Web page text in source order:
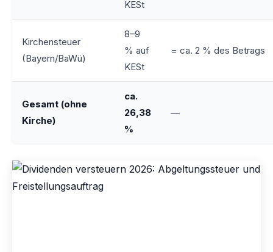
KESt
Kirchensteuer
(Bayern/BaWü)
8–9
% auf
KESt
= ca. 2 % des Betrags
Gesamt (ohne
Kirche)
ca.
26,38
%
—